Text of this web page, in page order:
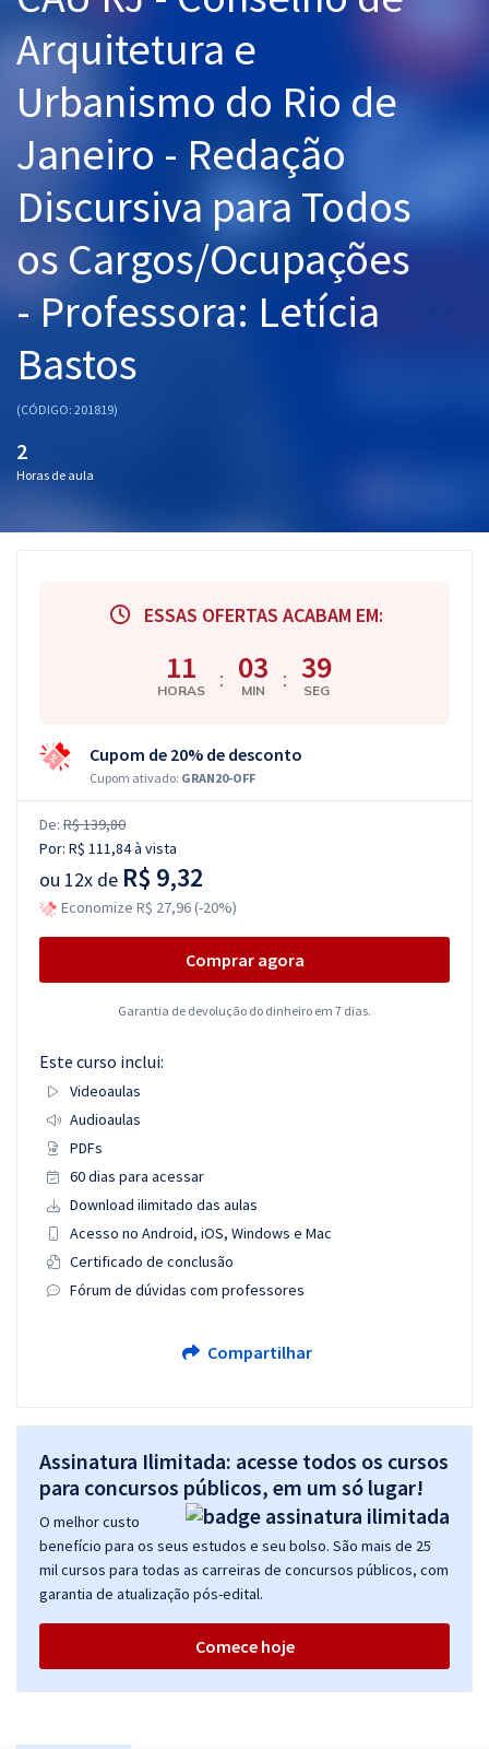
Graduação
Mentorias
Questões grátis
Conteúdo gratuito
Blog
Aprovados
Atendimento
Arquitetura e
Urbanismo do Rio de
Janeiro - Redação
Discursiva para Todos
os Cargos/Ocupações
- Professora: Letícia
Bastos
(CÓDIGO: 201819)
2
Horas de aula
ESSAS OFERTAS ACABAM EM:
11
HORAS : 03
MIN : 38
SEG
Cupom de 20% de desconto
Cupom ativado: GRAN20-OFF
De: R$ 139,80
Por: R$ 111,84à vista
ou 12x de R$ 9,32
Economize R$ 27,96 (-20%)
Comprar agora
Garantia de devolução do dinheiro em 7 dias.
Este curso inclui:
Videoaulas
Audioaulas
PDFs
60 dias para acessar
Download ilimitado das aulas
Acesso no Android, iOS, Windows e Mac
Certificado de conclusão
Fórum de dúvidas com professores
Compartilhar
Assinatura Ilimitada: acesse todos os cursos
para concursos públicos, em um só lugar!
O melhor custo
benefício para os seus estudos e seu bolso. São mais de 25
mil cursos para todas as carreiras de concursos públicos, com
garantia de atualização pós-edital.
Comece hoje